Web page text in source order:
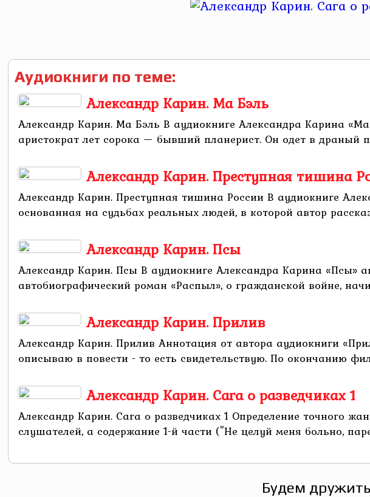
Аудиокниги по теме:
Александр Карин. Ма Бэль
Александр Карин. Ма Бэль В аудиокниге Александра Карина
аристократ лет сорока — бывший планерист. Он одет в драный
Александр Карин. Преступная тишина
Александр Карин. Преступная тишина России В аудиокниге
основанная на судьбах реальных людей, в которой автор
Александр Карин. Псы
Александр Карин. Псы В аудиокниге Александра Карина «Псы»
автобиографический роман «Распыл», о гражданской войне,
Александр Карин. Прилив
Александр Карин. Прилив Аннотация от автора аудиокниги
описываю в повести - то есть свидетельствую. По окончанию
Александр Карин. Сага о разведчиках 1
Александр Карин. Сага о разведчиках 1 Определение точного
слушателей, а содержание 1-й части ("Не целуй меня больно,
Будем